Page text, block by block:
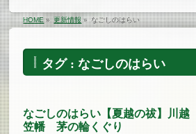
HOME» 更新情報» なごしのはらい
タグ : なごしのはらい
なごしのはらい【夏越の祓】川越
笠幡 茅の輪くぐり